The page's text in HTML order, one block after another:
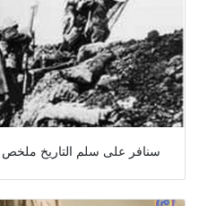
سنافر على سلم التاريخ ملخص